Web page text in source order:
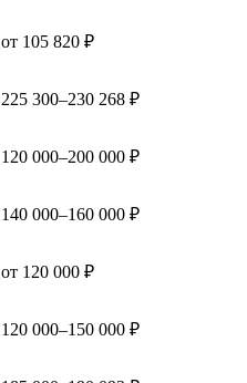
от 105 820 ₽
225 300–230 268 ₽
120 000–200 000 ₽
140 000–160 000 ₽
от 120 000 ₽
120 000–150 000 ₽